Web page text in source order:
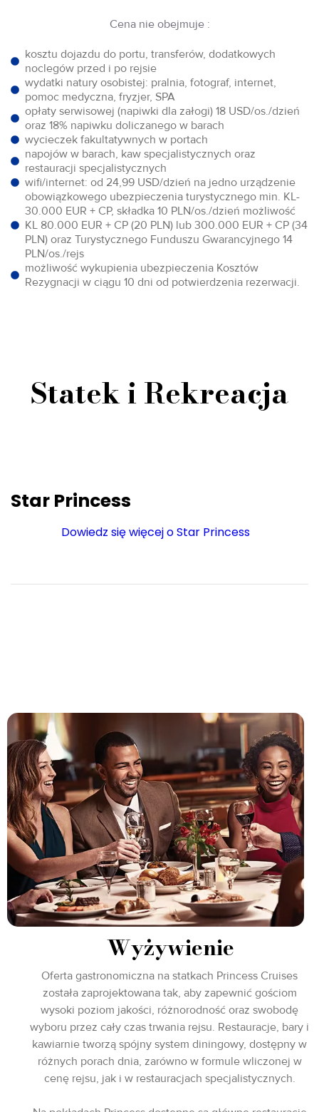
Cena nie obejmuje :
kosztu dojazdu do portu, transferów, dodatkowych
noclegów przed i po rejsie
wydatki natury osobistej: pralnia, fotograf, internet,
pomoc medyczna, fryzjer, SPA
opłaty serwisowej (napiwki dla załogi) 18 USD/os./dzień
oraz 18% napiwku doliczanego w barach
wycieczek fakultatywnych w portach
napojów w barach, kaw specjalistycznych oraz
restauracji specjalistycznych
wifi/internet: od 24,99 USD/dzień na jedno urządzenie
obowiązkowego ubezpieczenia turystycznego min. KL-
30.000 EUR + CP, składka 10 PLN/os./dzień możliwość
KL 80.000 EUR + CP (20 PLN) lub 300.000 EUR + CP (34
PLN) oraz Turystycznego Funduszu Gwarancyjnego 14
PLN/os./rejs
możliwość wykupienia ubezpieczenia Kosztów
Rezygnacji w ciągu 10 dni od potwierdzenia rezerwacji.
Statek i Rekreacja
Star Princess
Dowiedz się więcej o Star Princess
Wyżywienie
Oferta gastronomiczna na statkach Princess Cruises
została zaprojektowana tak, aby zapewnić gościom
wysoki poziom jakości, różnorodność oraz swobodę
wyboru przez cały czas trwania rejsu. Restauracje, bary i
kawiarnie tworzą spójny system diningowy, dostępny w
różnych porach dnia, zarówno w formule wliczonej w
cenę rejsu, jak i w restauracjach specjalistycznych.